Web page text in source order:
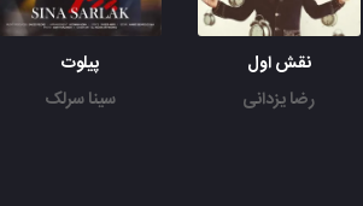
نقش اول
رضا یزدانی
پیلوت
سینا سرلک